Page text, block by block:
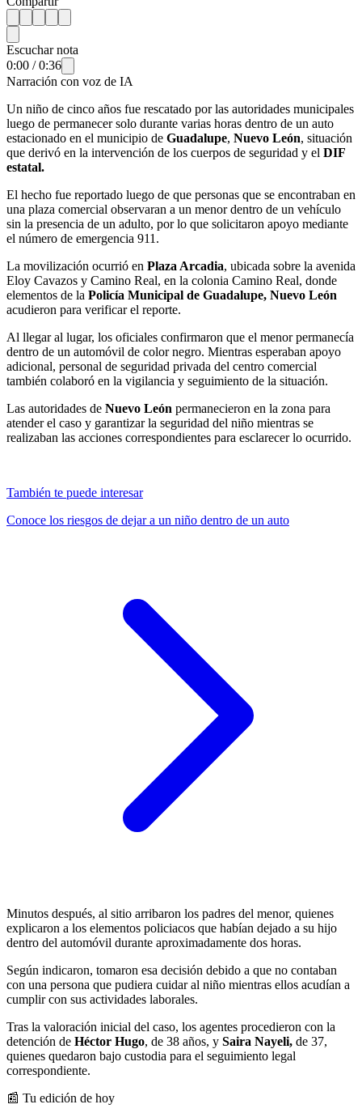
Escuchar nota
0:00 /0:36
Narración con voz de IA
Un niño de cinco años fue rescatado por las autoridades municipales
luego de permanecer solo durante varias horas dentro de un auto
estacionado en el municipio de Guadalupe, Nuevo León, situación
que derivó en la intervención de los cuerpos de seguridad y el DIF
estatal.
El hecho fue reportado luego de que personas que se encontraban en
una plaza comercial observaran a un menor dentro de un vehículo
sin la presencia de un adulto, por lo que solicitaron apoyo mediante
el número de emergencia 911.
La movilización ocurrió en Plaza Arcadia, ubicada sobre la avenida
Eloy Cavazos y Camino Real, en la colonia Camino Real, donde
elementos de la Policía Municipal de Guadalupe, Nuevo León
acudieron para verificar el reporte.
Al llegar al lugar, los oficiales confirmaron que el menor permanecía
dentro de un automóvil de color negro. Mientras esperaban apoyo
adicional, personal de seguridad privada del centro comercial
también colaboró en la vigilancia y seguimiento de la situación.
Las autoridades de Nuevo León permanecieron en la zona para
atender el caso y garantizar la seguridad del niño mientras se
realizaban las acciones correspondientes para esclarecer lo ocurrido.
También te puede interesar
Conoce los riesgos de dejar a un niño dentro de un auto
Minutos después, al sitio arribaron los padres del menor, quienes
explicaron a los elementos policiacos que habían dejado a su hijo
dentro del automóvil durante aproximadamente dos horas.
Según indicaron, tomaron esa decisión debido a que no contaban
con una persona que pudiera cuidar al niño mientras ellos acudían a
cumplir con sus actividades laborales.
Tras la valoración inicial del caso, los agentes procedieron con la
detención de Héctor Hugo, de 38 años, y Saira Nayeli, de 37,
quienes quedaron bajo custodia para el seguimiento legal
correspondiente.
📰 Tu edición de hoy